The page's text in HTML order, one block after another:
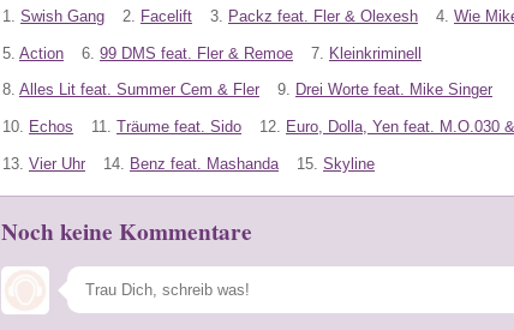
1. Swish Gang 2. Facelift 3. Packz feat. Fler & Olexesh 4. Wie
5. Action 6. 99 DMS feat. Fler & Remoe 7. Kleinkriminell
8. Alles Lit feat. Summer Cem & Fler 9. Drei Worte feat. Mike Singer
10. Echos 11. Träume feat. Sido 12. Euro, Dolla, Yen feat. M.O.030
13. Vier Uhr 14. Benz feat. Mashanda 15. Skyline
Noch keine Kommentare